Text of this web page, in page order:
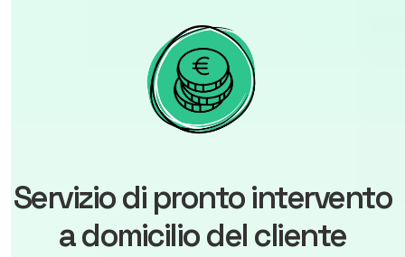
Servizio di pronto intervento
a domicilio del cliente